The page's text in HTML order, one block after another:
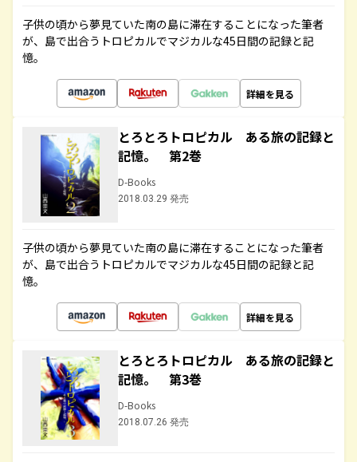
子供の頃から夢見ていた南の島に滞在することになった筆者
が、島で出合うトロピカルでマジカルな45日間の記録と記
憶。
詳細を見る
とろとろトロピカル ある旅の記録と
記憶。 第2巻
D-Books
2018.03.29 発売
子供の頃から夢見ていた南の島に滞在することになった筆者
が、島で出合うトロピカルでマジカルな45日間の記録と記
憶。
詳細を見る
とろとろトロピカル ある旅の記録と
記憶。 第3巻
D-Books
2018.07.26 発売